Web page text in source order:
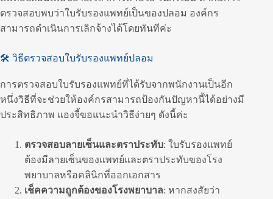
ตรวจสอบพบว่าใบรับรองแพทย์เป็นของปลอม องค์กร
สามารถดำเนินการเลิกจ้างได้โดยทันทีค่ะ
🛠 วิธีตรวจสอบใบรับรองแพทย์ปลอม
การตรวจสอบใบรับรองแพทย์ที่ได้รับจากพนักงานเป็นอีก
หนึ่งวิธีที่จะช่วยให้องค์กรสามารถป้องกันปัญหานี้ได้อย่างมี
ประสิทธิภาพ แองจี้ขอแนะนำวิธีง่ายๆ ดังนี้ค่ะ
ตรวจสอบลายเซ็นและตราประทับ: ใบรับรองแพทย์
ต้องมีลายเซ็นของแพทย์และตราประทับของโรง
พยาบาลหรือคลินิกที่ออกเอกสาร
เช็คความถูกต้องของโรงพยาบาล: หากสงสัยว่า